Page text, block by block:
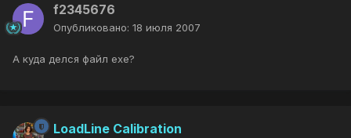
f2345676
Опубликовано: 18 июля 2007
А куда делся файл exe?
LoadLine Calibration